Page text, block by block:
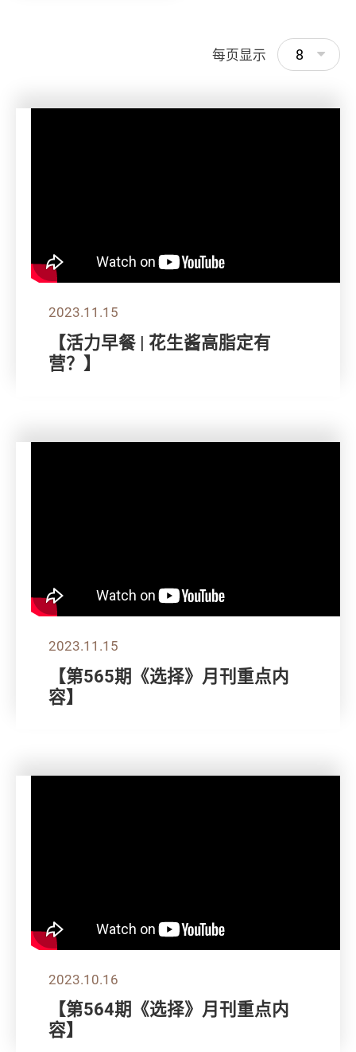
每页显示 8
2023.11.15
【活力早餐 | 花生酱高脂定有
营？】
2023.11.15
【第565期《选择》月刊重点内
容】
2023.10.16
【第564期《选择》月刊重点内
容】